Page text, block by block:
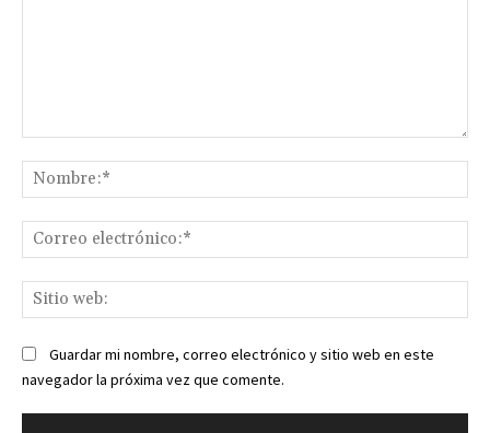
Guardar mi nombre, correo electrónico y sitio web en este
navegador la próxima vez que comente.